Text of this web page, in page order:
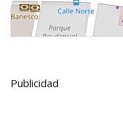
Publicidad